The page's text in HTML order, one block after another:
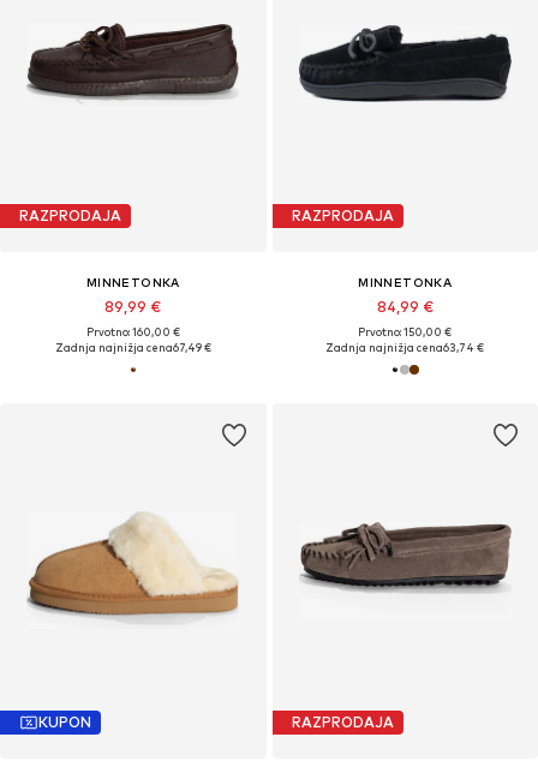
RAZPRODAJA
MINNETONKA
89,99 €
Prvotno: 160,00 €
Zadnja najnižja cena67,49 €
RAZPRODAJA
MINNETONKA
84,99 €
Prvotno: 150,00 €
Zadnja najnižja cena63,74 €
KUPON RAZPRODAJA